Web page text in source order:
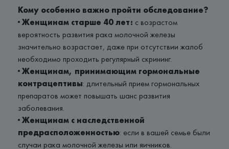
Кому особенно важно пройти обследование?
· Женщинам старше 40 лет: с возрастом
вероятность развития рака молочной железы
значительно возрастает, даже при отсутствии жалоб
необходимо проходить регулярный скрининг.
· Женщинам, принимающим гормональные
контрацептивы: длительный прием гормональных
препаратов может повышать шанс развития
заболевания.
· Женщинам с наследственной
предрасположенностью: если в вашей семье были
случаи рака молочной железы или яичников.